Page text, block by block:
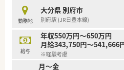
勤務地
大分県 別府市
別府駅 (JR日豊本線)
給与
年収550万円～650万円
月給343,750円～541,666
※経験考慮
月～金